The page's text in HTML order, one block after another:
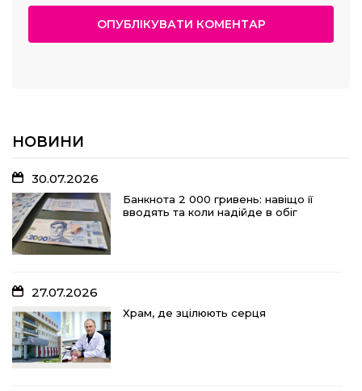
НОВИНИ
30.07.2026
Банкнота 2 000 гривень: навіщо її
вводять та коли надійде в обіг
27.07.2026
Храм, де зцілюють серця